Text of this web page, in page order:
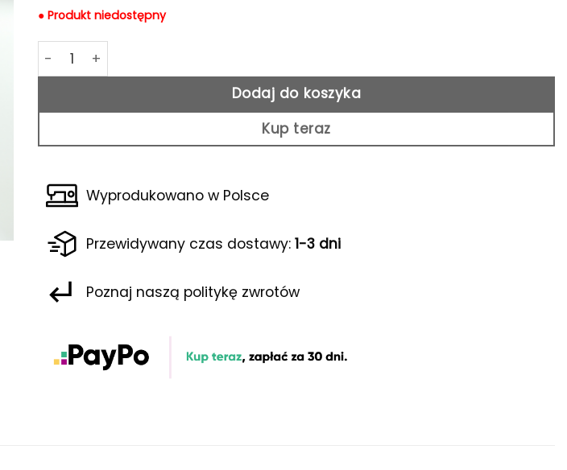
● Produkt niedostępny
ilość Kardigan Ingrid ecru ze sztucznym obszyciem
Dodaj do koszyka
Kup teraz
Wyprodukowano w Polsce
Przewidywany czas dostawy: 1-3 dni
Poznaj naszą politykę zwrotów